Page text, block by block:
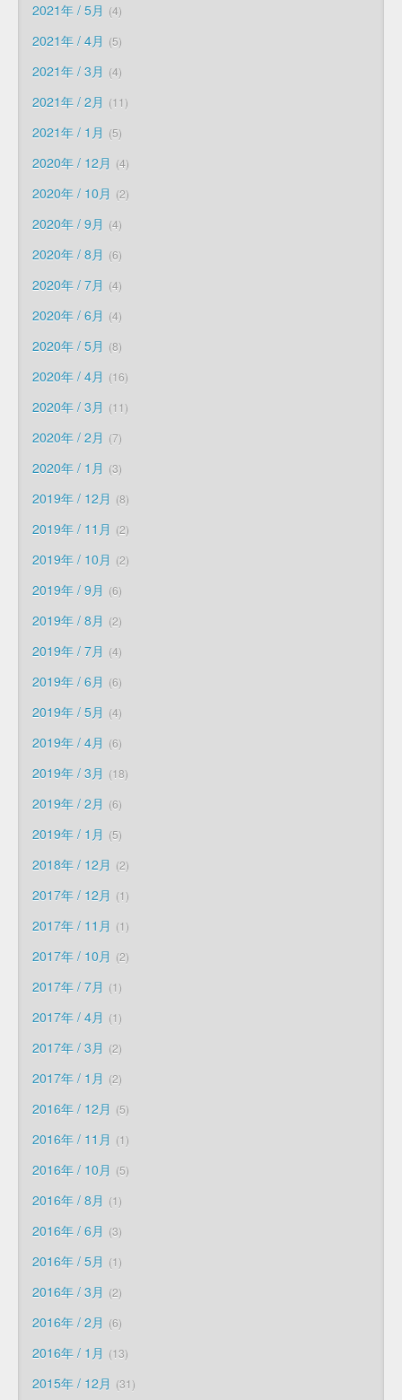
2021年 / 5月 4
2021年 / 4月 5
2021年 / 3月 4
2021年 / 2月 11
2021年 / 1月 5
2020年 / 12月 4
2020年 / 10月 2
2020年 / 9月 4
2020年 / 8月 6
2020年 / 7月 4
2020年 / 6月 4
2020年 / 5月 8
2020年 / 4月 16
2020年 / 3月 11
2020年 / 2月 7
2020年 / 1月 3
2019年 / 12月 8
2019年 / 11月 2
2019年 / 10月 2
2019年 / 9月 6
2019年 / 8月 2
2019年 / 7月 4
2019年 / 6月 6
2019年 / 5月 4
2019年 / 4月 6
2019年 / 3月 18
2019年 / 2月 6
2019年 / 1月 5
2018年 / 12月 2
2017年 / 12月 1
2017年 / 11月 1
2017年 / 10月 2
2017年 / 7月 1
2017年 / 4月 1
2017年 / 3月 2
2017年 / 1月 2
2016年 / 12月 5
2016年 / 11月 1
2016年 / 10月 5
2016年 / 8月 1
2016年 / 6月 3
2016年 / 5月 1
2016年 / 3月 2
2016年 / 2月 6
2016年 / 1月 13
2015年 / 12月 31